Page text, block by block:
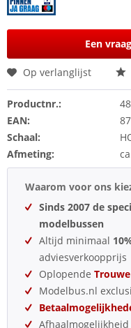
Een
Op verlanglijst
Productnr.:
EAN:
Schaal:
Afmeting:
Waarom voor ons
Sinds 2007 de
modelbussen
Altijd minimaal
adviesverkoopprijs
Oplopende
Modelbus.nl